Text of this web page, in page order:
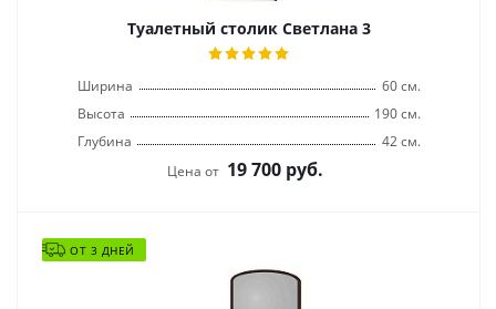
Туалетный столик Светлана 3
Ширина
60 см.
Высота
190 см.
Глубина
42 см.
Цена от 19 700 руб.
ОТ 3 ДНЕЙ